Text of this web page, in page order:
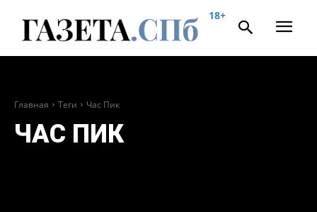
18+
Главная Теги Час Пик
ЧАС ПИК